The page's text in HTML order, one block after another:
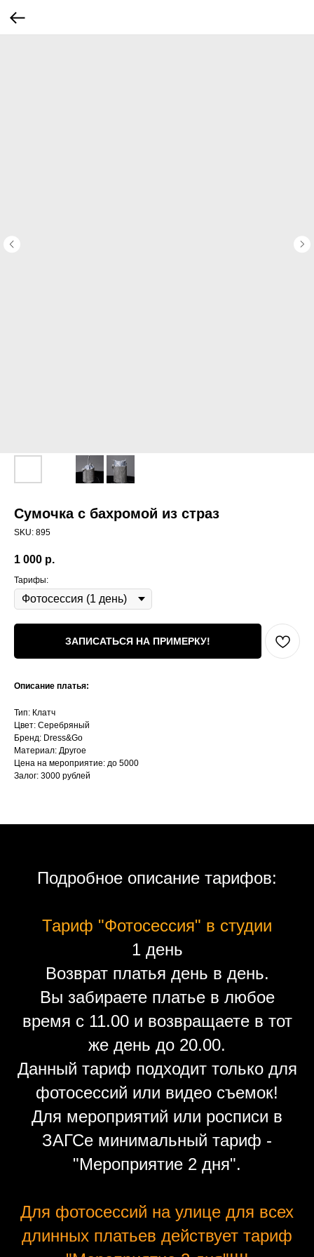
Сумочка с бахромой из страз
SKU: 895
1 000 р.
Тарифы:
ЗАПИСАТЬСЯ НА ПРИМЕРКУ!
Описание платья:
Тип: Клатч
Цвет: Серебряный
Бренд: Dress&Go
Материал: Другое
Цена на мероприятие: до 5000
Залог: 3000 рублей
Подробное описание тарифов:
Тариф "Фотосессия" в студии
1 день
Возврат платья день в день.
Вы забираете платье в любое
время с 11.00 и возвращаете в тот
же день до 20.00.
Данный тариф подходит только для
фотосессий или видео съемок!
Для мероприятий или росписи в
ЗАГСе минимальный тариф -
"Мероприятие 2 дня".
Для фотосессий на улице для всех
длинных платьев действует тариф